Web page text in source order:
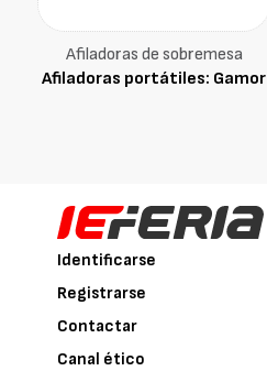
Afiladoras de sobremesa
Afiladoras portátiles: Gamor
Identificarse
Registrarse
Contactar
Canal ético